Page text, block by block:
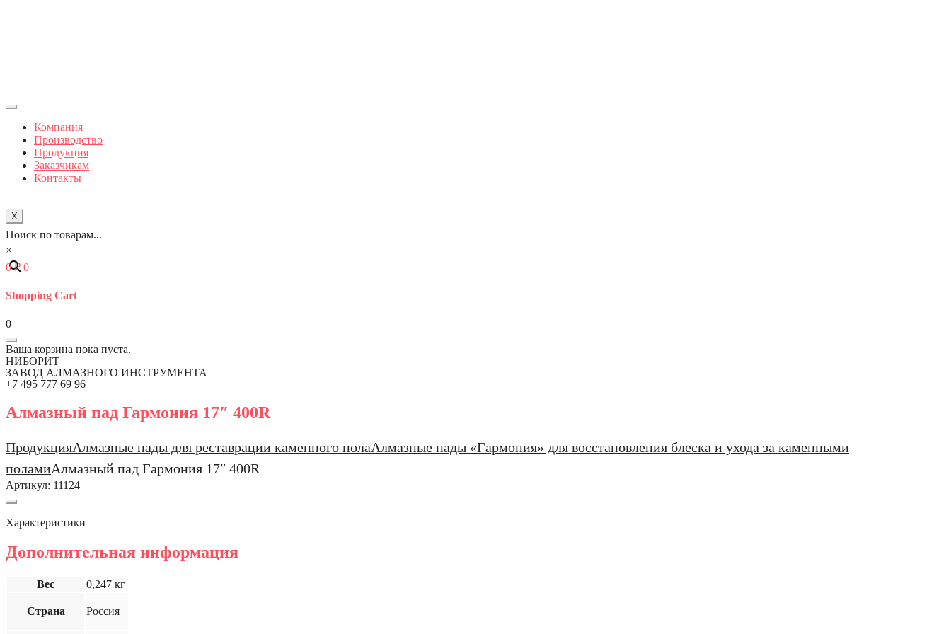
Компания
Производство
Продукция
Заказчикам
Контакты
X
Поиск по товарам...
×
0₽ 0
Shopping Cart
0
Ваша корзина пока пуста.
НИБОРИТ
ЗАВОД АЛМАЗНОГО ИНСТРУМЕНТА
+7 495 777 69 96
Алмазный пад Гармония 17″ 400R
ПродукцияАлмазные пады для реставрации каменного полаАлмазные пады «Гармония» для восстановления блеска и ухода за каменными
поламиАлмазный пад Гармония 17″ 400R
Артикул: 11124
Характеристики
Дополнительная информация
Вес 0,247 кг
Страна Россия